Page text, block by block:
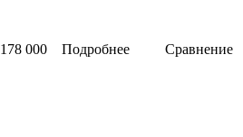
178 000 Подробнее Сравнение